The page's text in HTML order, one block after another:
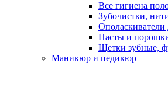
Все гигиена
Зубочистки,
Ополаскиватели
Пасты и
Щетки зубные,
Маникюр и педикюр